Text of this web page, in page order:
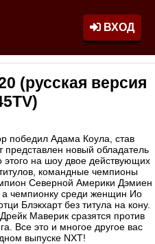
ВХОД
(русская версия
победил Адама Коула, став
новый обладатель
этого на шоу двое действующих
командные чемпионы
Северной Америки Дэмиен
а чемпионку среди женщин Ио
Блэкхарт без титула на кону.
Маверик сразятся против
Все это и многое другое вас
выпуске NXT!